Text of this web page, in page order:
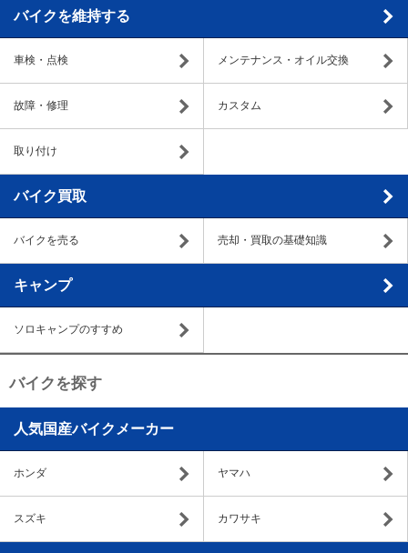
バイクを維持する
車検・点検 メンテナンス・オイル交換
故障・修理 カスタム
取り付け
バイク買取
バイクを売る 売却・買取の基礎知識
キャンプ
ソロキャンプのすすめ
バイクを探す
人気国産バイクメーカー
ホンダ ヤマハ
スズキ カワサキ